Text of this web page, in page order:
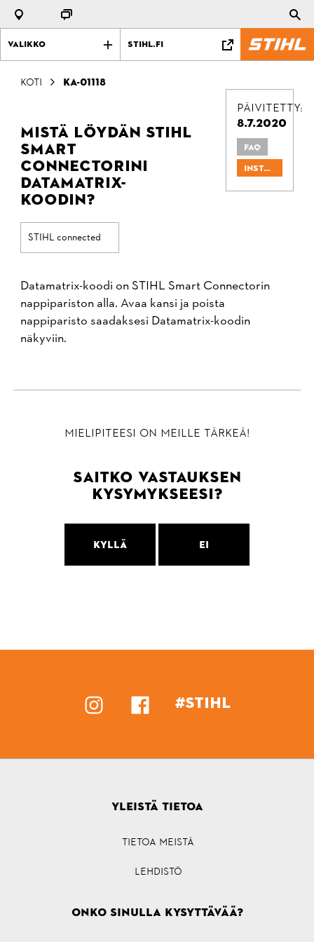
Valikko stihl.fi
Koti KA-01118
Mistä löydän STIHL
Smart
Connectorini
Datamatrix-
koodin?
STIHL connected
PÄIVITETTY:
8.7.2020
FAQ
Installation & Setup Guides
Datamatrix-koodi on STIHL Smart Connectorin
nappipariston alla. Avaa kansi ja poista
nappiparisto saadaksesi Datamatrix-koodin
näkyviin.
MIELIPITEESI ON MEILLE TÄRKEÄ!
SAITKO VASTAUKSEN
KYSYMYKSEESI?
Kyllä Ei
#STIHL
YLEISTÄ TIETOA
TIETOA MEISTÄ
LEHDISTÖ
ONKO SINULLA KYSYTTÄVÄÄ?